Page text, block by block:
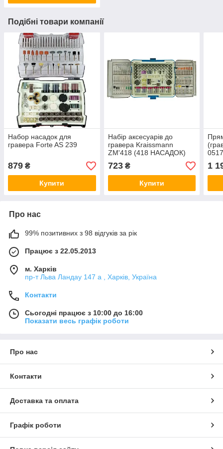
Подібні товари компанії
Набор насадок для
гравера Forte AS 239
879 ₴
Купити
Набір аксесуарів до
гравера Kraissmann
ZM'418 (418 НАСАДОК)
723₴
Купити
вал
1
Про нас
99% позитивних з 98 відгуків за рік
Працює з 22.05.2013
м. Харків
пр-т Льва Ландау 147 а , Харків, Україна
Контакти
Сьогодні працює з 10:00 до 16:00
Показати весь графік роботи
Про нас
Контакти
Доставка та оплата
Графік роботи